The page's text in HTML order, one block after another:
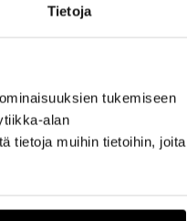
Tietoja
tukemiseen
alan
tietoja muihin tietoihin, joita
Toiminnanohjaus